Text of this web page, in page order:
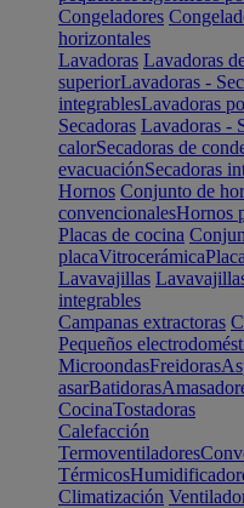
Congeladores
horizontales
Lavadoras Lavadoras
superiorLavadoras -
integrablesLavadoras
Secadoras Lavadoras -
calorSecadoras de
evacuaciónSecadoras
Hornos Conjunto de
convencionalesHornos
Placas de cocina
placaVitrocerámica
Lavavajillas
integrables
Campanas extractoras
Pequeños
MicroondasFreidoras
asarBatidoras
CocinaTostadoras
Calefacción
Termoventiladores
Térmicos
Climatización